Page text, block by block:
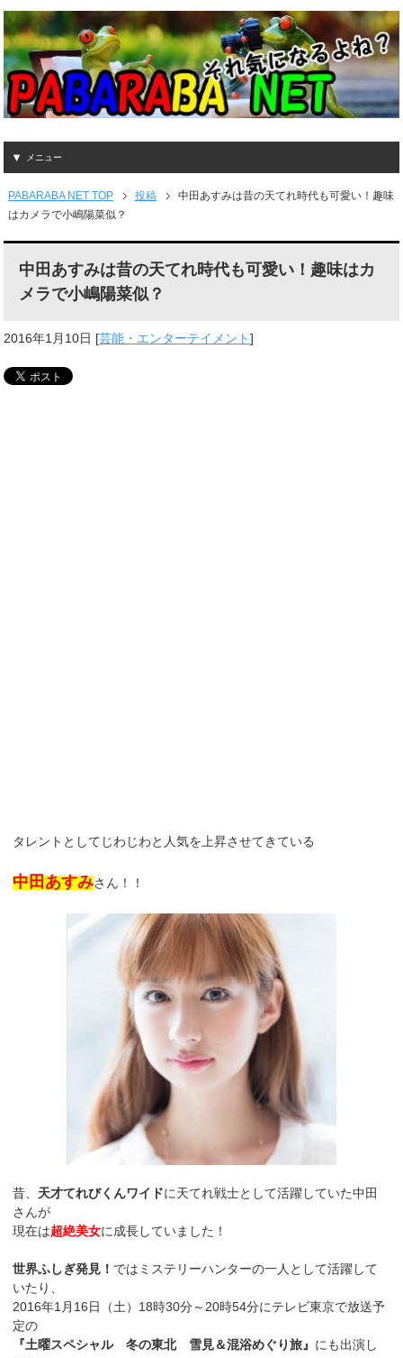
メニュー
PABARABA NET TOP 投稿
中田あすみは昔の天てれ時代も可愛い！趣味
はカメラで小嶋陽菜似？
中田あすみは昔の天てれ時代も可愛い！趣味はカ
メラで小嶋陽菜似？
2016年1月10日 [芸能・エンターテイメント]
タレントとしてじわじわと人気を上昇させてきている
中田あすみさん！！
昔、 天才てれびくんワイドに天てれ戦士として活躍していた中田
さんが
現在は超絶美女に成長していました！
世界ふしぎ発見！ ではミステリーハンターの一人として活躍して
いたり、
2016年1月16日（土）18時30分～20時54分にテレビ東京で放送予
定の
『土曜スペシャル 冬の東北 雪見＆混浴めぐり旅』 にも出演し